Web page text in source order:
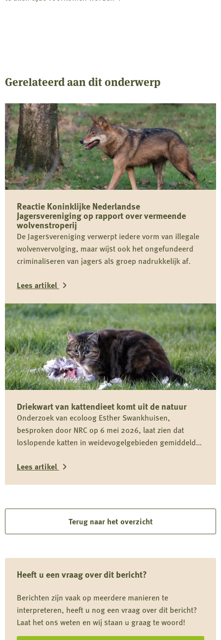
Heeft u een vraag over dit bericht?
Berichten zijn vaak op meerdere manieren te
interpreteren, heeft u nog een vraag over dit bericht?
Laat het ons weten en wij staan u graag te woord!
Gerelateerd aan dit onderwerp
Reactie Koninklijke Nederlandse
Jagersvereniging op rapport over vermeende
wolvenstroperij
De Jagersvereniging verwerpt iedere vorm van illegale
wolvenvervolging, maar wijst ook het ongefundeerd
criminaliseren van jagers als groep nadrukkelijk af.
Lees artikel
Lees
meer
over
Reactie
Koninklijke
Nederlandse
Jagersvereniging
rapport
over
vermeende
wolvenstroperij
Driekwart van kattendieet komt uit de natuur
Onderzoek van ecoloog Esther Swankhuisen,
besproken door NRC op 6 mei 2026, laat zien dat
loslopende katten in weidevogelgebieden gemiddeld
onderdeel zijn van het predatiedebat. Voor kwetsbare
Lees artikel
Driekwart
kattendieet
komt
natuur
Terug naar het overzicht